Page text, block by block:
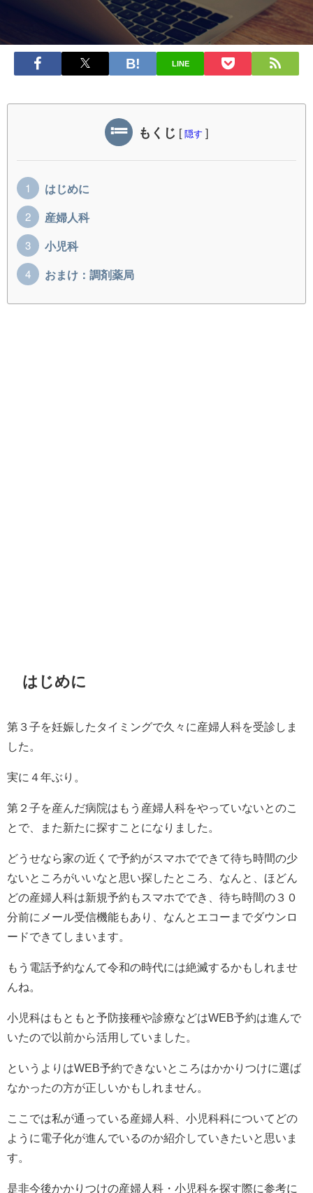
LINE
もくじ [ 隠す ]
はじめに
産婦人科
小児科
おまけ：調剤薬局
はじめに
第３子を妊娠したタイミングで久々に産婦人科を受診しま
した。
実に４年ぶり。
第２子を産んだ病院はもう産婦人科をやっていないとのこ
とで、また新たに探すことになりました。
どうせなら家の近くで予約がスマホでできて待ち時間の少
ないところがいいなと思い探したところ、なんと、ほどん
どの産婦人科は新規予約もスマホででき、待ち時間の３０
分前にメール受信機能もあり、なんとエコーまでダウンロ
ードできてしまいます。
もう電話予約なんて令和の時代には絶滅するかもしれませ
んね。
小児科はもともと予防接種や診療などはWEB予約は進んで
いたので以前から活用していました。
というよりはWEB予約できないところはかかりつけに選ば
なかったの方が正しいかもしれません。
ここでは私が通っている産婦人科、小児科科についてどの
ように電子化が進んでいるのか紹介していきたいと思いま
す。
是非今後かかりつけの産婦人科・小児科を探す際に参考に